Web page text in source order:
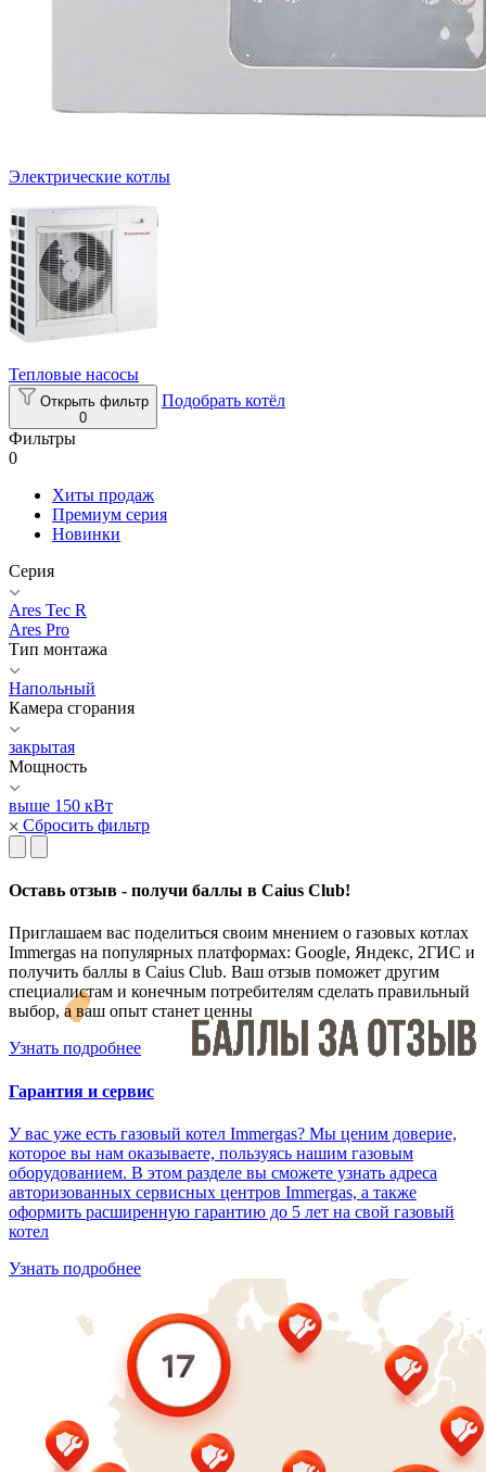
Электрические котлы
Тепловые насосы
Открыть фильтр
0
Подобрать котёл
Фильтры
0
Хиты продаж
Премиум серия
Новинки
Серия
Ares Tec R
Ares Pro
Тип монтажа
Напольный
Камера сгорания
закрытая
Мощность
выше 150 кВт
Сбросить фильтр
Оставь отзыв - получи баллы в Caius Club!
Приглашаем вас поделиться своим мнением о газовых котлах
Immergas на популярных платформах: Google, Яндекс, 2ГИС и
получить баллы в Caius Club. Ваш отзыв поможет другим
специалистам и конечным потребителям сделать правильный
выбор, а ваш опыт станет ценны
Узнать подробнее
Гарантия и сервис
У вас уже есть газовый котел Immergas? Мы ценим доверие,
которое вы нам оказываете, пользуясь нашим газовым
оборудованием. В этом разделе вы сможете узнать адреса
авторизованных сервисных центров Immergas, а также
оформить расширенную гарантию до 5 лет на свой газовый
котел
Узнать подробнее